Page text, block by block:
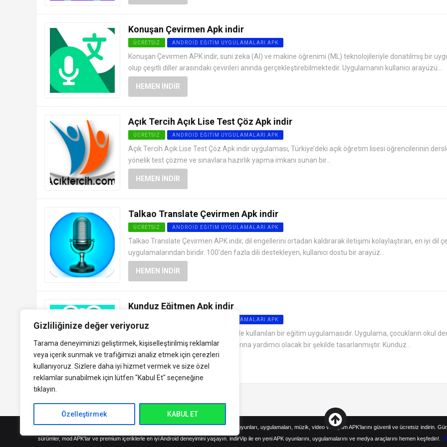
Gizliliğinize değer veriyoruz
Tarama deneyiminizi geliştirmek, kişiselleştirilmiş reklamlar
veya içerik sunmak ve trafiğimizi analiz etmek için çerezleri
kullanıyoruz. Sizlere daha iyi hizmet vermek ve size özel
reklamlar sunabilmek için lütfen "Kabul Et" seçeneğine
tıklayın.
Özelleştirmek KABUL ET
Konuşan Çevirmen Apk indir
ÜCRETSIZ ANDROID EĞITIM UYGULAMALARI APK
Konuşan Çevirmen APK indir, suni zeka (AI) ve makine öğrenimi (ML) teknolojileriyle donatılmış bir
olup çeşitli diller arasındaki çevirileri anında gerçekleştirebilmektedir. Uygulamanın kullanıcı arayüzü...
HEMEN İNDIR
Açık Tercih Açık Lise Test Çöz Apk indir
ÜCRETSIZ ANDROID EĞITIM UYGULAMALARI APK
Açık Tercih Açık Lise Test Çöz Apk indir uygulaması, Türkiye’deki açık öğretim lisesi öğrencilerinin
yönelik test çözme ve sınavlara hazırlık yapma imkanı sunan bir...
HEMEN İNDIR
Talkao Translate Çevirmen Apk indir
ÜCRETSIZ ANDROID EĞITIM UYGULAMALARI APK
Talkao Translate Çevirmen APK indir, dil engellerini ortadan kaldırarak iletişimi kolaylaştıran, en iyi dil
uygulamalarından biridir. 100’den fazla dili destekleyen, kullanıcı dostu bir arayüz...
HEMEN İNDIR
Kunduz Eğitmen Apk indir
ANDROID EĞITIM UYGULAMALARI APK
Kunduz Eğitmen APK indir, Türkiye’de kullanılan bir eğitim uygulamasıdır. Uygulama, çocukların okul
ek olarak konuları daha iyi anlamalarına yardımcı olacak bir şekilde tasarlanmıştır. Kunduz...
HEMEN İNDIR
indirVip.com, en güvenilir ve hızlı APK indirme platformudur! En popüler Android oyunları, uygulamaları, müzik, video ve eğitim APK'larını güvenli ve ücretsiz indirin.
sürümler, mod APK'lar ve premium içeriklerle en iyi Android deneyimini yaşayın. indirVip ile en yeni APK oyunlarını, uygulamalarını ve medya araçlarını hemen keşfedin!.